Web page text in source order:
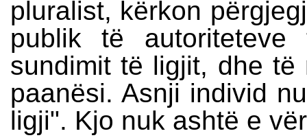
pluralist, kërkon
publik të
sundimit të ligjit, dhe
paanësi. Asnji individ
ligji". Kjo nuk ashtë e